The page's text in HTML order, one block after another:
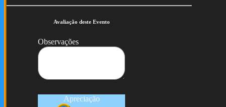
Avaliação deste Evento
Observações
Apreciação